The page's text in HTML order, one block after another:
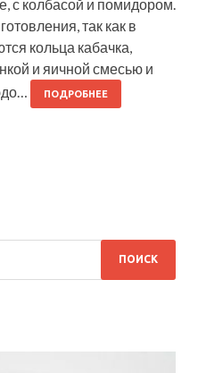
с колбасой и помидором.
так как в
кольца кабачка,
и яичной смесью и
ПОДРОБНЕЕ